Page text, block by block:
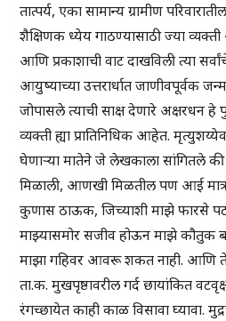
तात्पर्य, एका सामान्य ग्रामीण
शैक्षिणक ध्येय गाठण्यासाठी ज्या व्यक्ती
आणि प्रकाशाची वाट दाखविली त्या
आयुष्याच्या उत्तरार्धात जाणीवपूर्वक
जोपासले त्याची साक्ष देणारे अक्षरधन
व्यक्ती ह्या प्रातिनिधिक आहेत.
घेणाऱ्या मातेने जे लेखकाला सांगितले
मिळाली, आणखी मिळतील पण आई मात्र
कुणास ठाऊक, जिच्याशी माझे फारसे
माझ्यासमोर सजीव होऊन माझे
माझा गहिवर आवरू शकत नाही.
ता.क. मुखपृष्ठावरील गर्द छायांकित
रंगच्छायेत काही काळ विसावा घ्यावा.